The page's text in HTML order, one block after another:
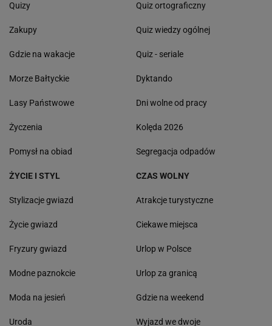
Quizy
Zakupy
Gdzie na wakacje
Morze Bałtyckie
Lasy Państwowe
Życzenia
Pomysł na obiad
Quiz ortograficzny
Quiz wiedzy ogólnej
Quiz - seriale
Dyktando
Dni wolne od pracy
Kolęda 2026
Segregacja odpadów
ŻYCIE I STYL
Stylizacje gwiazd
Życie gwiazd
Fryzury gwiazd
Modne paznokcie
Moda na jesień
Uroda
CZAS WOLNY
Atrakcje turystyczne
Ciekawe miejsca
Urlop w Polsce
Urlop za granicą
Gdzie na weekend
Wyjazd we dwoje